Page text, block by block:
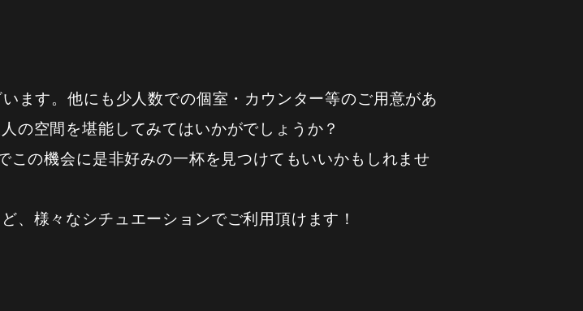
ます。他にも少人数での個室・カウンター等のご用意があ
の空間を堪能してみてはいかがでしょうか？
の機会に是非好みの一杯を見つけてもいいかもしれませ
、様々なシチュエーションでご利用頂けます！